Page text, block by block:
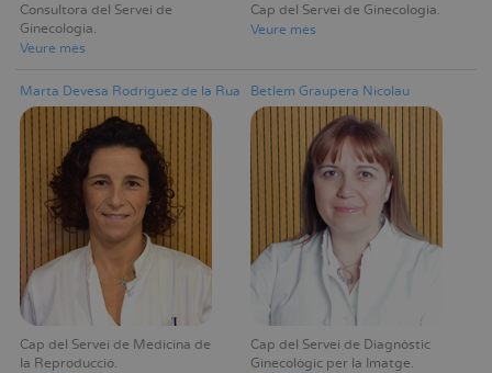
Consultora del Servei de
Ginecologia
Veure mès
Cap del Servei de Ginecologia
Veure mès
Marta Devesa Rodríguez de la Rua
Cap del Servei de Medicina de
la Reproducció
Betlem Graupera Nicolau
Cap del Servei de Diagnòstic
Ginecològic per la Imatge